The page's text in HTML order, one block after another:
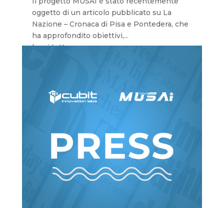
oggetto di un articolo pubblicato su La
Nazione – Cronaca di Pisa e Pontedera, che
ha approfondito obiettivi,...
leggi tutto